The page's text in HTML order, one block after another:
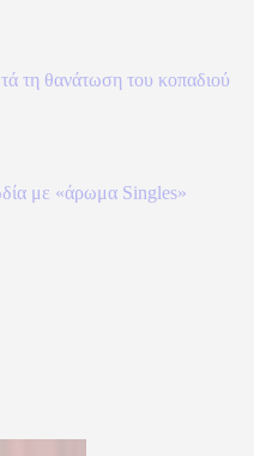
τη θανάτωση του κοπαδιού
με «άρωμα Singles»